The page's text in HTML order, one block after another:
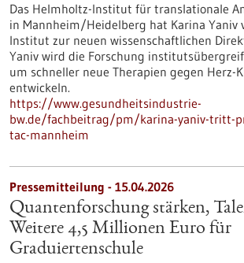
Das Helmholtz-Institut für translationale
in Mannheim/Heidelberg hat Karina Yaniv
Institut zur neuen wissenschaftlichen
Yaniv wird die Forschung
um schneller neue Therapien gegen Herz-
entwickeln.
https://www.gesundheitsindustrie-
bw.de/fachbeitrag/pm/karina-yaniv-tritt-
tac-mannheim
Pressemitteilung - 15.04.2026
Quantenforschung stärken,
Weitere 4,5 Millionen Euro für
Graduiertenschule